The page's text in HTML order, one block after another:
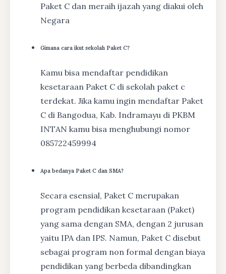
Paket C dan meraih ijazah yang diakui oleh
Negara
Gimana cara ikut sekolah Paket C?
Kamu bisa mendaftar pendidikan
kesetaraan Paket C di sekolah paket c
terdekat. Jika kamu ingin mendaftar Paket
C di Bangodua, Kab. Indramayu di PKBM
INTAN kamu bisa menghubungi nomor
085722459994
Apa bedanya Paket C dan SMA?
Secara esensial, Paket C merupakan
program pendidikan kesetaraan (Paket)
yang sama dengan SMA, dengan 2 jurusan
yaitu IPA dan IPS. Namun, Paket C disebut
sebagai program non formal dengan biaya
pendidikan yang berbeda dibandingkan